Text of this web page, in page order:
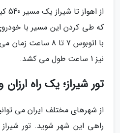
از
با اتوبوس 7 تا 8
نیز 1 ساعت طول می کشد.
تور شیراز؛ یک راه ارزان
از شهرهای مختلف ایران می
راهی این شهر شوید. تور